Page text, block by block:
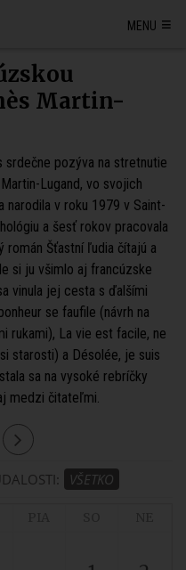
Podunajské Biskupice
Rusovce
MENU ≡
Martin-
srdečne pozýva na stretnutie
Lugand, vo svojich
narodila v roku 1979 v Saint-
a šesť rokov pracovala
román Šťastní ľudia čítajú a
si ju všimlo aj francúzske
vinula jej cesta s ďalšími
se faufile (návrh na
rukami), La vie est facile, ne
starosti) a Désolée, je suis
sa na vysoké rebríčky
medzi čitateľmi.
VŠETKO